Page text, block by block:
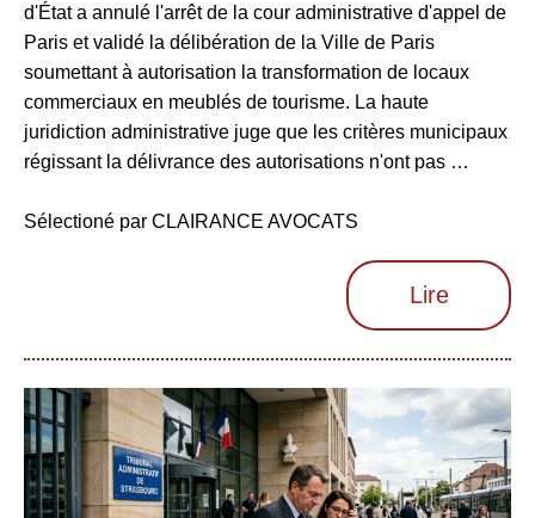
d'État a annulé l'arrêt de la cour administrative d'appel de
Paris et validé la délibération de la Ville de Paris
soumettant à autorisation la transformation de locaux
commerciaux en meublés de tourisme. La haute
juridiction administrative juge que les critères municipaux
régissant la délivrance des autorisations n'ont pas …
Sélectioné par CLAIRANCE AVOCATS
Lire